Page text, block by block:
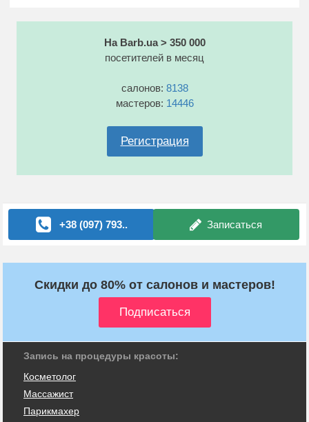
На Barb.ua > 350 000
посетителей в месяц
салонов: 8138
мастеров: 14446
Регистрация
+38 (097) 793.. Записаться
Скидки до 80% от салонов и мастеров!
Запись на процедуры красоты:
Косметолог
Массажист
Парикмахер